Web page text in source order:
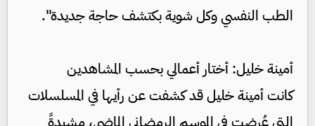
الطب النفسي وكل شوية بكتشف حاجة جديدة".
أمينة خليل: أختار أعمالي بحسب المشاهدين
كانت أمينة خليل قد كشفت عن رأيها في المسلسلات
التي عُرضت في الموسم الرمضاني الماضي، مشيدةً